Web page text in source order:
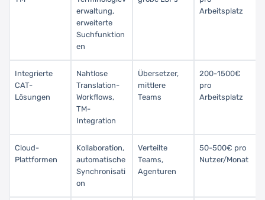
erwaltung,
erweiterte
Suchfunktion
en
Arbeitsplatz
Integrierte
CAT-
Lösungen
Nahtlose
Translation-
Workflows,
TM-
Integration
Übersetzer,
mittlere
Teams
200-1500€
pro
Arbeitsplatz
Cloud-
Plattformen
Kollaboration,
automatische
Synchronisati
on
Verteilte
Teams,
Agenturen
50-500€ pro
Nutzer/Monat